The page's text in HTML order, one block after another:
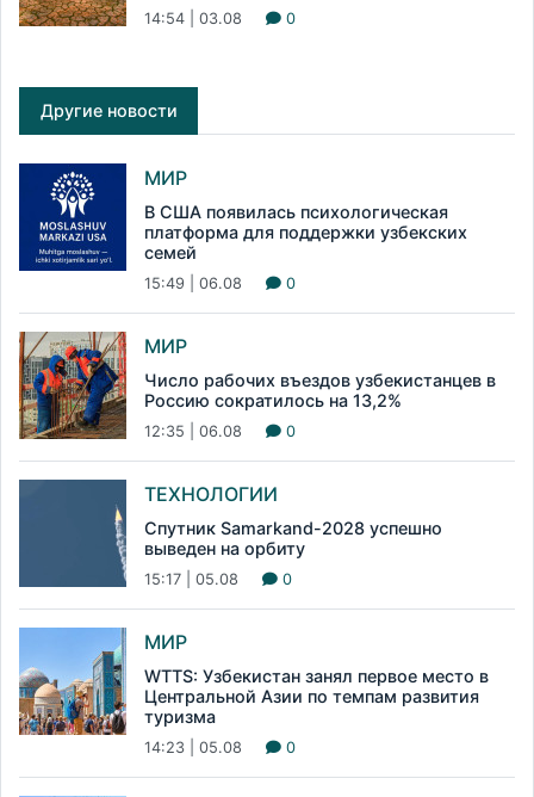
14:54 | 03.08 0
Другие новости
МИР
В США появилась психологическая
платформа для поддержки узбекских
семей
15:49 | 06.08 0
МИР
Число рабочих въездов узбекистанцев в
Россию сократилось на 13,2%
12:35 | 06.08 0
ТЕХНОЛОГИИ
Спутник Samarkand-2028 успешно
выведен на орбиту
15:17 | 05.08 0
МИР
WTTS: Узбекистан занял первое место в
Центральной Азии по темпам развития
туризма
14:23 | 05.08 0